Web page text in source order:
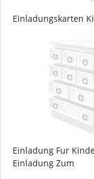
Einladungskarten
Einladung Fur
Einladung Zum